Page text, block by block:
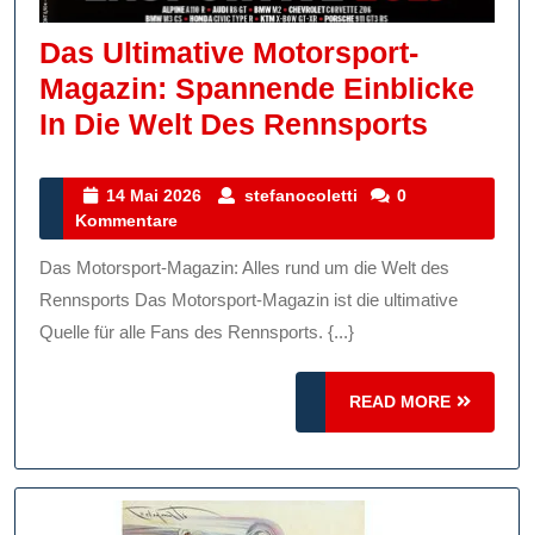
Das Ultimative Motorsport-
Magazin: Spannende Einblicke
In Die Welt Des Rennsports
Die
Welt
14 Mai 2026
14
2026
stefanocoletti stefanocoletti
0
Kommentare
Das Motorsport-Magazin: Alles rund um die Welt des
Rennsports Das Motorsport-Magazin ist die ultimative
Quelle für alle Fans des Rennsports. {...}
READ MORE
READ
MORE